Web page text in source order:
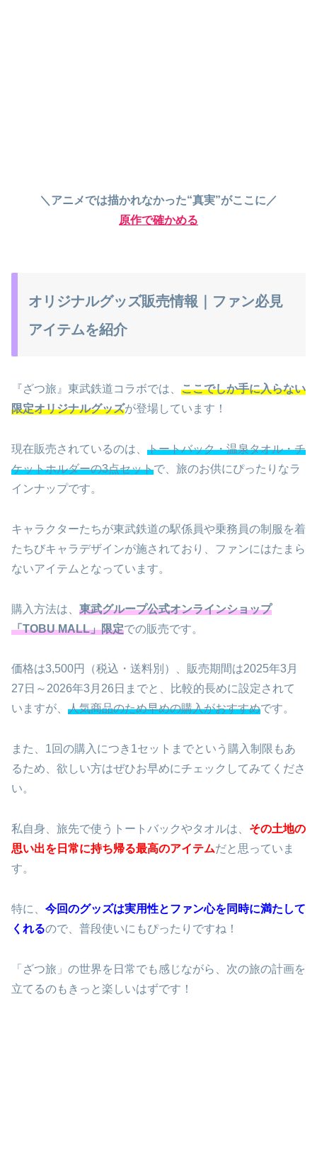
＼アニメでは描かれなかった“真実”がここに／
原作で確かめる
オリジナルグッズ販売情報｜ファン必見
アイテムを紹介
『ざつ旅』東武鉄道コラボでは、 ここでしか手に入らない
限定オリジナルグッズが登場しています！
現在販売されているのは、 トートバック・温泉タオル・チ
ケットホルダーの3点セットで、旅のお供にぴったりなラ
インナップです。
キャラクターたちが東武鉄道の駅係員や乗務員の制服を着
たちびキャラデザインが施されており、ファンにはたまら
ないアイテムとなっています。
購入方法は、 東武グループ公式オンラインショップ
「TOBU MALL」限定での販売です。
価格は3,500円（税込・送料別）、販売期間は2025年3月
27日～2026年3月26日までと、比較的長めに設定されて
いますが、 人気商品のため早めの購入がおすすめです。
また、1回の購入につき1セットまでという購入制限もあ
るため、欲しい方はぜひお早めにチェックしてみてくださ
い。
私自身、旅先で使うトートバックやタオルは、 その土地の
思い出を日常に持ち帰る最高のアイテムだと思っていま
す。
特に、 今回のグッズは実用性とファン心を同時に満たして
くれるので、普段使いにもぴったりですね！
「ざつ旅」の世界を日常でも感じながら、次の旅の計画を
立てるのもきっと楽しいはずです！